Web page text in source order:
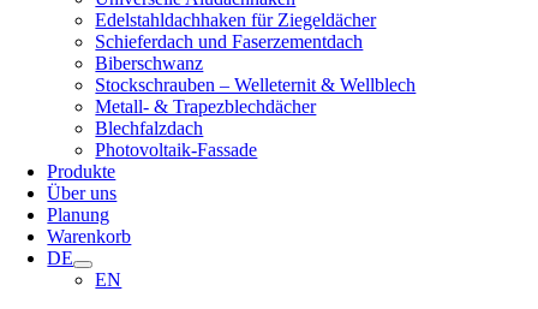
Edelstahldachhaken für Ziegeldächer
Schieferdach und Faserzementdach
Biberschwanz
Stockschrauben – Welleternit & Wellblech
Metall- & Trapezblechdächer
Blechfalzdach
Photovoltaik-Fassade
Produkte
Über uns
Planung
Warenkorb
DE
EN